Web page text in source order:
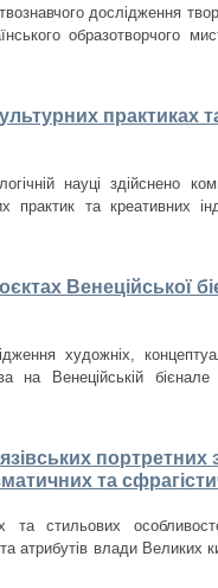
дослідження
образотворчого
практиках
науці здійснено
практик та креативних
Венеційської
художніх,
на Венеційській
портретних
та
та стильових
атрибутів влади Великих